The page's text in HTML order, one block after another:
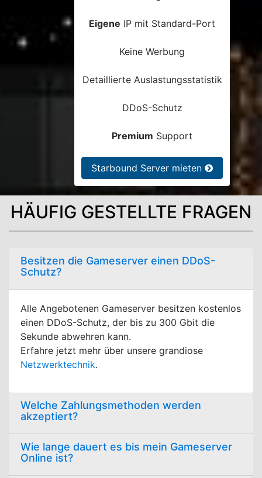
Eigene IP mit Standard-Port
Keine Werbung
Detaillierte Auslastungsstatistik
DDoS-Schutz
Premium Support
Starbound Server mieten
HÄUFIG GESTELLTE FRAGEN
Besitzen die Gameserver einen DDoS-
Schutz?
Alle Angebotenen Gameserver besitzen kostenlos
einen DDoS-Schutz, der bis zu 300 Gbit die
Sekunde abwehren kann.
Erfahre jetzt mehr über unsere grandiose
Netzwerktechnik.
Welche Zahlungsmethoden werden
akzeptiert?
Wie lange dauert es bis mein Gameserver
Online ist?